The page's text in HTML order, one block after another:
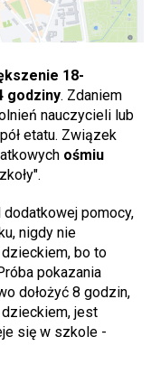
18-
godziny. Zdaniem
nauczycieli lub
etatu. Związek
ośmiu
pomocy,
nigdy nie
bo to
pokazania
dołożyć 8 godzin,
jest
się w szkole -